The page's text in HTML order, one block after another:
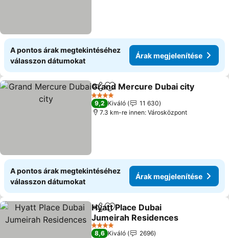
A pontos árak megtekintéséhez
válasszon dátumokat
Árak megjelenítése
Megosztás
Hozzáadás a kedvencekhez
Grand Mercure Dubai city
4 Kategória
9,2 Kiváló
11 630
7.3 km-re innen: Városközpont
A pontos árak megtekintéséhez
válasszon dátumokat
Árak megjelenítése
Megosztás
Hozzáadás a kedvencekhez
Hyatt Place Dubai
Jumeirah Residences
Árak megjelenítése
4 Kategória
8,6 Kiváló
2696